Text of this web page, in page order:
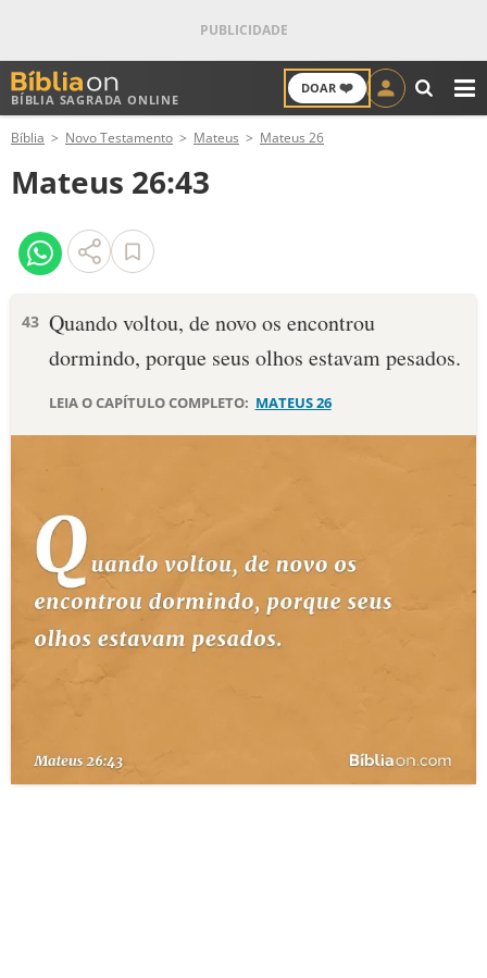
BÍBLIA SAGRADA ONLINE
DOAR ❤️
ANTIGO TESTAMENTO
NOVO TESTAMENTO
VERSÍCULOS
PALAVRA DO DIA
10 MANDAMENTOS
ESTUDOS BÍBLICOS
ESBOÇOS DE PREGAÇÃO
PERGUNTE À BÍBLIA
Bíblia Novo Testamento Mateus Mateus 26
Mateus 26:43
43 Quando voltou, de novo os encontrou
dormindo, porque seus olhos estavam pesados.
LEIA O CAPÍTULO COMPLETO: MATEUS 26